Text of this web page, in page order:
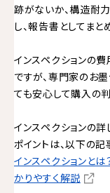
跡がないか、構造耐
し、報告書としてまと
インスペクションの
ですが、専門家のお
ても安心して購入の
インスペクションの
ポイントは、以下の記
インスペクションと
かりやすく解説